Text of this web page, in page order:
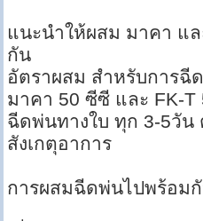
แนะนำให้ผสม มาคา แ
กัน
อัตราผสม สำหรับการฉี
มาคา 50 ซีซี และ FK-
ฉีดพ่นทางใบ ทุก 3-5วัน
สังเกตุอาการ
การผสมฉีดพ่นไปพร้อม